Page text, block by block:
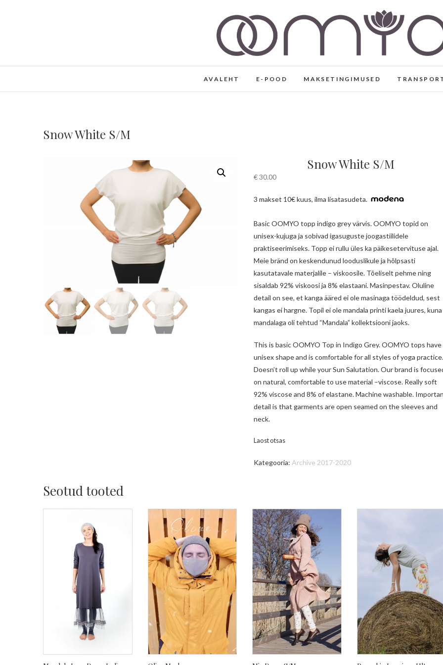
Eesti disaini- ja
AVALEHT E-POOD MAKSETINGIMUSED
Snow White S/M
Snow White S/M
€30.00
3 makset 10€ kuus, ilma lisatasudeta.
Basic OOMYO topp indigo grey värvis. OOMYO topid on
unisex-kujuga ja sobivad igasuguste joogastiilidele
praktiseerimiseks. Topp ei rullu üles ka päikesetervituse ajal.
Meie bränd on keskendunud looduslikule ja hõlpsasti
kasutatavale materjalile – viskoosile. Tõeliselt pehme ning
sisaldab 92% viskoosi ja 8% elastaani. Masinpestav. Oluline
detail on see, et kanga ääred ei ole masinaga töödeldud, sest
kangas ei hargne. Topil ei ole mandala printi kaela juures, kuna
mandalaga oli tehtud “Mandala” kollektsiooni jaoks.
This is basic OOMYO Top in Indigo Grey. OOMYO tops have
unisex shape and is comfortable for all styles of yoga practice.
Doesn’t roll up while your Sun Salutation. Our brand is
on natural, comfortable to use material –viscose. Really soft
92% viscose and 8% of elastane. Machine washable.
detail is that garments are open seamed on the sleeves and
neck.
Laost otsas
Kategooria: Archive 2017-2020
Seotud tooted